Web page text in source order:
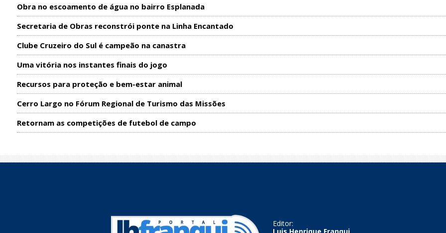
Obra no escoamento de água no bairro Esplanada
Secretaria de Obras reconstrói ponte na Linha Encantado
Clube Cruzeiro do Sul é campeão na canastra
Uma vitória nos instantes finais do jogo
Recursos para proteção e bem-estar animal
Cerro Largo no Fórum Regional de Turismo das Missões
Retornam as competições de futebol de campo
Editor: